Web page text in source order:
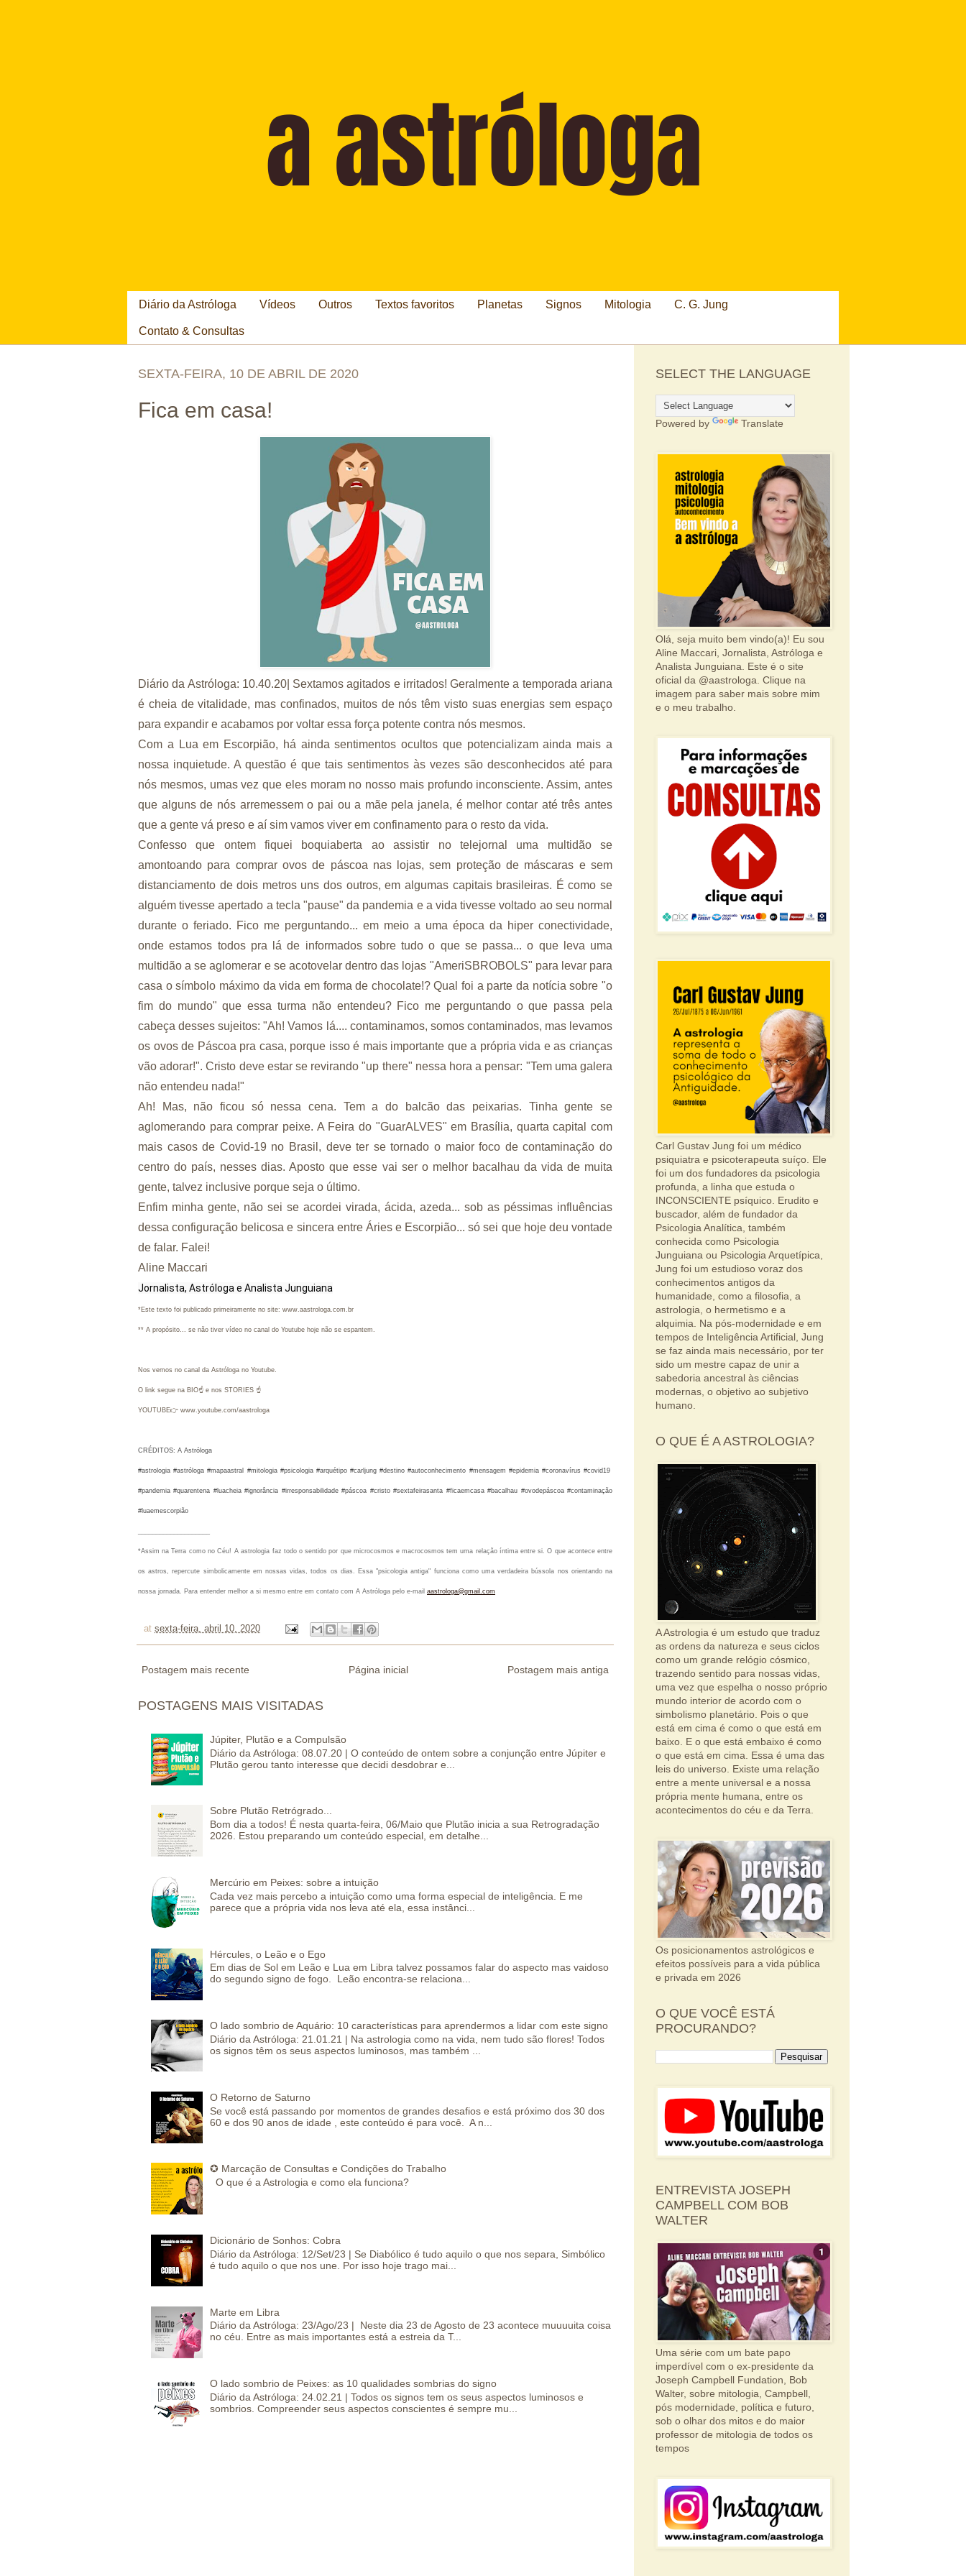
Diário da Astróloga Vídeos Outros Textos favoritos Planetas Signos Mitologia C. G. Jung
Contato & Consultas
SEXTA-FEIRA, 10 DE ABRIL DE 2020
Fica em casa!
Diário da Astróloga: 10.40.20| Sextamos agitados e irritados! Geralmente a temporada ariana
é cheia de vitalidade, mas confinados, muitos de nós têm visto suas energias sem espaço
para expandir e acabamos por voltar essa força potente contra nós mesmos.
Com a Lua em Escorpião, há ainda sentimentos ocultos que potencializam ainda mais a
nossa inquietude. A questão é que tais sentimentos às vezes são desconhecidos até para
nós mesmos, umas vez que eles moram no nosso mais profundo inconsciente. Assim, antes
que alguns de nós arremessem o pai ou a mãe pela janela, é melhor contar até três antes
que a gente vá preso e aí sim vamos viver em confinamento para o resto da vida.
Confesso que ontem fiquei boquiaberta ao assistir no telejornal uma multidão se
amontoando para comprar ovos de páscoa nas lojas, sem proteção de máscaras e sem
distanciamento de dois metros uns dos outros, em algumas capitais brasileiras. É como se
alguém tivesse apertado a tecla "pause" da pandemia e a vida tivesse voltado ao seu normal
durante o feriado. Fico me perguntando... em meio a uma época da hiper conectividade,
onde estamos todos pra lá de informados sobre tudo o que se passa... o que leva uma
multidão a se aglomerar e se acotovelar dentro das lojas "AmeriSBROBOLS" para levar para
casa o símbolo máximo da vida em forma de chocolate!? Qual foi a parte da notícia sobre "o
fim do mundo" que essa turma não entendeu? Fico me perguntando o que passa pela
cabeça desses sujeitos: "Ah! Vamos lá.... contaminamos, somos contaminados, mas levamos
os ovos de Páscoa pra casa, porque isso é mais importante que a própria vida e as crianças
vão adorar!". Cristo deve estar se revirando "up there" nessa hora a pensar: "Tem uma galera
não entendeu nada!"
Ah! Mas, não ficou só nessa cena. Tem a do balcão das peixarias. Tinha gente se
aglomerando para comprar peixe. A Feira do "GuarALVES" em Brasília, quarta capital com
mais casos de Covid-19 no Brasil, deve ter se tornado o maior foco de contaminação do
centro do país, nesses dias. Aposto que esse vai ser o melhor bacalhau da vida de muita
gente, talvez inclusive porque seja o último.
Enfim minha gente, não sei se acordei virada, ácida, azeda... sob as péssimas influências
dessa configuração belicosa e sincera entre Áries e Escorpião... só sei que hoje deu vontade
de falar. Falei!
Aline Maccari
Jornalista, Astróloga e Analista Junguiana
*Este texto foi publicado primeiramente no site: www.aastrologa.com.br
** A propósito... se não tiver vídeo no canal do Youtube hoje não se espantem.
Nos vemos no canal da Astróloga no Youtube.
O link segue na BIO☝ e nos STORIES ☝
YOUTUBE👉 www.youtube.com/aastrologa
CRÉDITOS: A Astróloga
#astrologia #astróloga #mapaastral #mitologia #psicologia #arquétipo #carljung #destino #autoconhecimento #mensagem #epidemia #coronavírus #covid19
#pandemia #quarentena #luacheia #ignorância #irresponsabilidade #páscoa #cristo #sextafeirasanta #ficaemcasa #bacalhau #ovodepáscoa #contaminação
#luaemescorpião
*Assim na Terra como no Céu! A astrologia faz todo o sentido por que microcosmos e macrocosmos tem uma relação íntima entre si. O que acontece entre
os astros, repercute simbolicamente em nossas vidas, todos os dias. Essa "psicologia antiga" funciona como uma verdadeira bússola nos orientando na
nossa jornada. Para entender melhor a si mesmo entre em contato com A Astróloga pelo e-mail aastrologa@gmail.com
at sexta-feira, abril 10, 2020
Postagem mais recente Postagem mais antiga
Página inicial
POSTAGENS MAIS VISITADAS
Júpiter, Plutão e a Compulsão
Diário da Astróloga: 08.07.20 | O conteúdo de ontem sobre a conjunção entre Júpiter e
Plutão gerou tanto interesse que decidi desdobrar e...
Sobre Plutão Retrógrado...
Bom dia a todos! É nesta quarta-feira, 06/Maio que Plutão inicia a sua Retrogradação
2026. Estou preparando um conteúdo especial, em detalhe...
Mercúrio em Peixes: sobre a intuição
Cada vez mais percebo a intuição como uma forma especial de inteligência. E me
parece que a própria vida nos leva até ela, essa instânci...
Hércules, o Leão e o Ego
Em dias de Sol em Leão e Lua em Libra talvez possamos falar do aspecto mas vaidoso
do segundo signo de fogo. Leão encontra-se relaciona...
O lado sombrio de Aquário: 10 características para aprendermos a lidar com este signo
Diário da Astróloga: 21.01.21 | Na astrologia como na vida, nem tudo são flores! Todos
os signos têm os seus aspectos luminosos, mas também ...
O Retorno de Saturno
Se você está passando por momentos de grandes desafios e está próximo dos 30 dos
60 e dos 90 anos de idade , este conteúdo é para você. A n...
✪ Marcação de Consultas e Condições do Trabalho
O que é a Astrologia e como ela funciona?
Dicionário de Sonhos: Cobra
Diário da Astróloga: 12/Set/23 | Se Diabólico é tudo aquilo o que nos separa, Simbólico
é tudo aquilo o que nos une. Por isso hoje trago mai...
Marte em Libra
Diário da Astróloga: 23/Ago/23 | Neste dia 23 de Agosto de 23 acontece muuuuita coisa
no céu. Entre as mais importantes está a estreia da T...
O lado sombrio de Peixes: as 10 qualidades sombrias do signo
Diário da Astróloga: 24.02.21 | Todos os signos tem os seus aspectos luminosos e
sombrios. Compreender seus aspectos conscientes é sempre mu...
SELECT THE LANGUAGE
Powered by Translate
Olá, seja muito bem vindo(a)! Eu sou
Aline Maccari, Jornalista, Astróloga e
Analista Junguiana. Este é o site
oficial da @aastrologa. Clique na
imagem para saber mais sobre mim
e o meu trabalho.
Carl Gustav Jung foi um médico
psiquiatra e psicoterapeuta suíço. Ele
foi um dos fundadores da psicologia
profunda, a linha que estuda o
INCONSCIENTE psíquico. Erudito e
buscador, além de fundador da
Psicologia Analítica, também
conhecida como Psicologia
Junguiana ou Psicologia Arquetípica,
Jung foi um estudioso voraz dos
conhecimentos antigos da
humanidade, como a filosofia, a
astrologia, o hermetismo e a
alquimia. Na pós-modernidade e em
tempos de Inteligência Artificial, Jung
se faz ainda mais necessário, por ter
sido um mestre capaz de unir a
sabedoria ancestral às ciências
modernas, o objetivo ao subjetivo
humano.
O QUE É A ASTROLOGIA?
A Astrologia é um estudo que traduz
as ordens da natureza e seus ciclos
como um grande relógio cósmico,
trazendo sentido para nossas vidas,
uma vez que espelha o nosso próprio
mundo interior de acordo com o
simbolismo planetário. Pois o que
está em cima é como o que está em
baixo. E o que está embaixo é como
o que está em cima. Essa é uma das
leis do universo. Existe uma relação
entre a mente universal e a nossa
própria mente humana, entre os
acontecimentos do céu e da Terra.
Os posicionamentos astrológicos e
efeitos possíveis para a vida pública
e privada em 2026
O QUE VOCÊ ESTÁ
PROCURANDO?
ENTREVISTA JOSEPH
CAMPBELL COM BOB
WALTER
Uma série com um bate papo
imperdível com o ex-presidente da
Joseph Campbell Fundation, Bob
Walter, sobre mitologia, Campbell,
pós modernidade, política e futuro,
sob o olhar dos mitos e do maior
professor de mitologia de todos os
tempos